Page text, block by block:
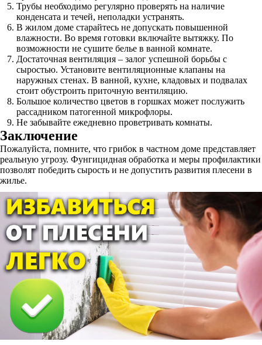
Трубы необходимо регулярно проверять на наличие
конденсата и течей, неполадки устранять.
В жилом доме старайтесь не допускать повышенной
влажности. Во время готовки включайте вытяжку. По
возможности не сушите белье в ванной комнате.
Достаточная вентиляция – залог успешной борьбы с
сыростью. Установите вентиляционные клапаны на
наружных стенах. В ванной, кухне, кладовых и подвалах
стоит обустроить приточную вентиляцию.
Большое количество цветов в горшках может послужить
рассадником патогенной микрофлоры.
Не забывайте ежедневно проветривать комнаты.
Заключение
Пожалуйста, помните, что грибок в частном доме представляет
реальную угрозу. Фунгицидная обработка и меры профилактики
позволят победить сырость и не допустить развития плесени в
жилье.